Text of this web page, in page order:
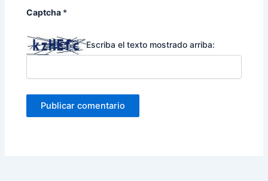
Captcha *
Escriba el texto mostrado arriba: